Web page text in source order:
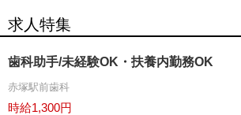
求人特集
歯科助手/未経験OK・扶養内勤務OK
赤塚駅前歯科
時給1,300円